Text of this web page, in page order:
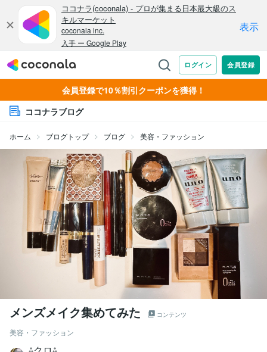
会員登録で10％割引クーポンを獲得！
ココナラブログ
ホーム ブログトップ ブログ 美容・ファッション
メンズメイク集めてみた コンテンツ
美容・ファッション